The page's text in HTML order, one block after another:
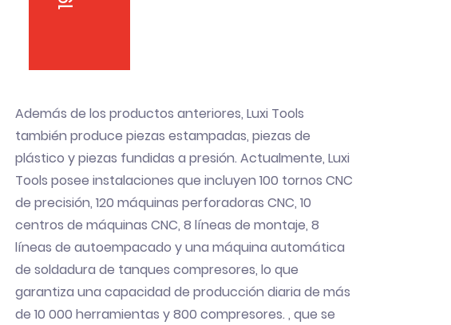
Además de los productos anteriores, Luxi Tools
también produce piezas estampadas, piezas de
plástico y piezas fundidas a presión. Actualmente, Luxi
Tools posee instalaciones que incluyen 100 tornos CNC
de precisión, 120 máquinas perforadoras CNC, 10
centros de máquinas CNC, 8 líneas de montaje, 8
líneas de autoempacado y una máquina automática
de soldadura de tanques compresores, lo que
garantiza una capacidad de producción diaria de más
de 10 000 herramientas y 800 compresores. , que se